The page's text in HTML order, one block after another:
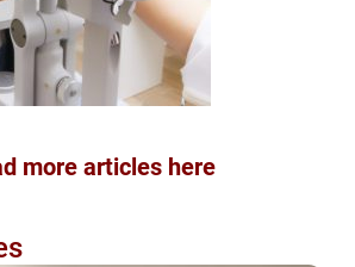
more articles here